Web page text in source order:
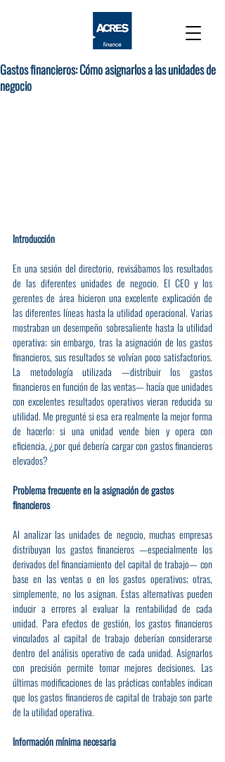
Gastos financieros: Cómo asignarlos a las unidades de
negocio
Introducción
En una sesión del directorio, revisábamos los resultados
de las diferentes unidades de negocio. El CEO y los
gerentes de área hicieron una excelente explicación de
las diferentes líneas hasta la utilidad operacional. Varias
mostraban un desempeño sobresaliente hasta la utilidad
operativa; sin embargo, tras la asignación de los gastos
financieros, sus resultados se volvían poco satisfactorios.
La metodología utilizada —distribuir los gastos
financieros en función de las ventas— hacía que unidades
con excelentes resultados operativos vieran reducida su
utilidad. Me pregunté si esa era realmente la mejor forma
de hacerlo: si una unidad vende bien y opera con
eficiencia, ¿por qué debería cargar con gastos financieros
elevados?
Problema frecuente en la asignación de gastos
financieros
Al analizar las unidades de negocio, muchas empresas
distribuyan los gastos financieros —especialmente los
derivados del financiamiento del capital de trabajo— con
base en las ventas o en los gastos operativos; otras,
simplemente, no los asignan. Estas alternativas pueden
inducir a errores al evaluar la rentabilidad de cada
unidad. Para efectos de gestión, los gastos financieros
vinculados al capital de trabajo deberían considerarse
dentro del análisis operativo de cada unidad. Asignarlos
con precisión permite tomar mejores decisiones. Las
últimas modificaciones de las prácticas contables indican
que los gastos financieros de capital de trabajo son parte
de la utilidad operativa.
Información mínima necesaria